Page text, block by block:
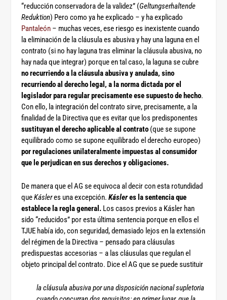
“reducción conservadora de la validez” (Geltungserhaltende
Reduktion
Pantaleón – muchas veces, ese riesgo es inexistente cuando
la eliminación de la cláusula es abusiva y hay una laguna en el
contrato (si no hay laguna tras eliminar la cláusula abusiva, no
no recurriendo a la cláusula abusiva y anulada, sino
recurriendo al derecho legal, a la norma dictada por el
legislador para regular precisamente ese supuesto de hecho.
Con ello, la integración del contrato sirve, precisamente, a la
sustituyan el derecho aplicable al contrato (que se supone
por regulaciones unilateralmente impuestas al consumidor
que le perjudican en sus derechos y obligaciones.
De manera que el AG se equivoca al decir con esta rotundidad
queKásleres una excepción.Kásleres la sentencia que
establece la regla general. Los casos previos a Kásler han
sido “reducidos” por esta última sentencia porque en ellos el
TJUE había ido, con seguridad, demasiado lejos en la extensión
del régimen de la Directiva – pensado para cláusulas
predispuestas accesorias – a las cláusulas que regulan el
objeto principal del contrato. Dice el AG que se puede sustituir
la cláusula abusiva por una disposición nacional supletoria